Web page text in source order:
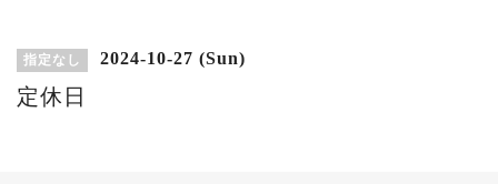
指定なし 2024-10-27 (Sun)
定休日